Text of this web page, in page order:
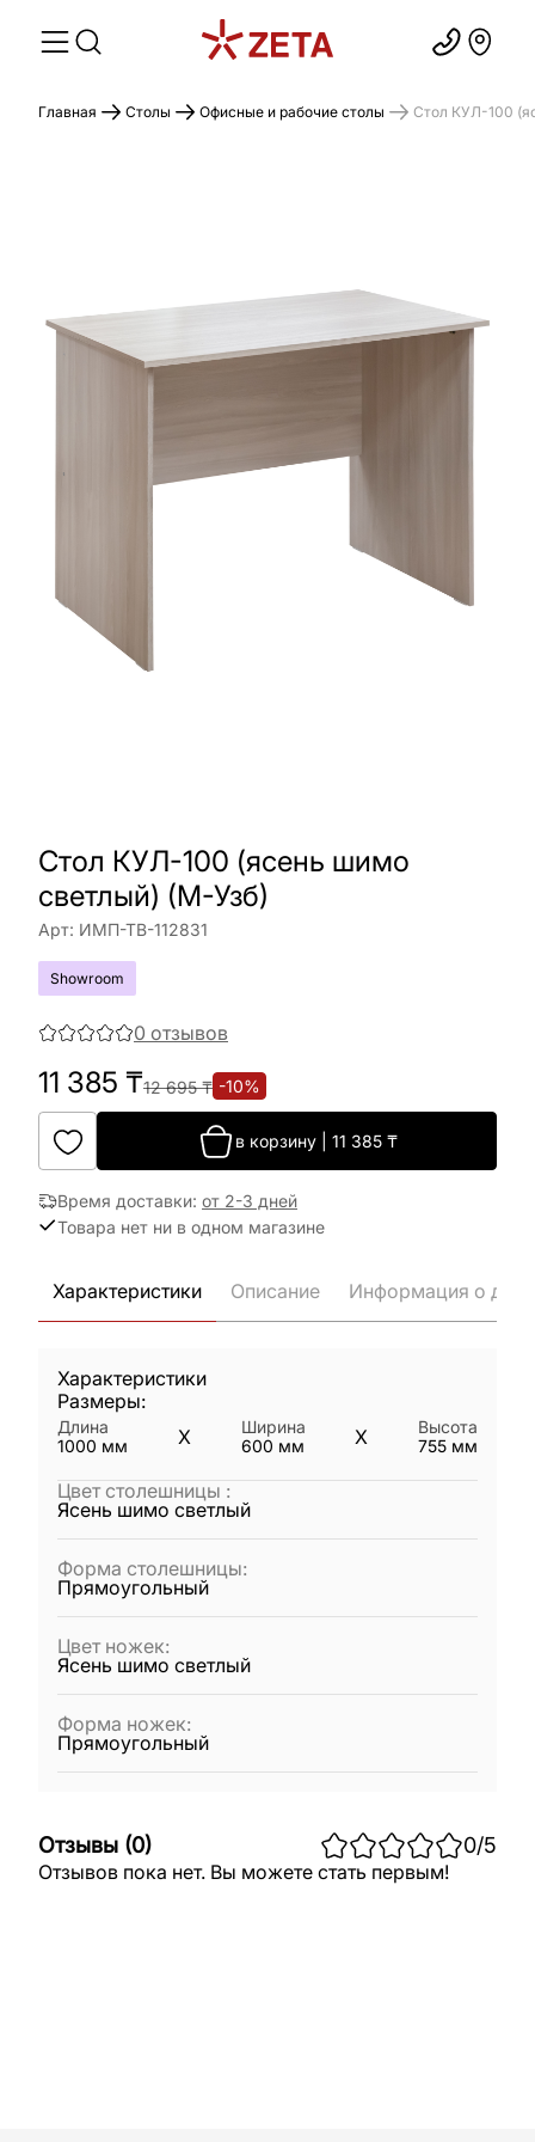
Главная Столы Офисные и рабочие столы Стол КУЛ-100
Стол КУЛ-100 (ясень шимо
светлый) (М-Узб)
Арт: ИМП-ТВ-112831
Showroom
0 отзывов
11 385 ₸12 695₸ -10%
в корзину| 11 385₸
Время доставки: от 2-3 дней
Товара нет ни в одном магазине
Характеристики Описание Информация о
Характеристики
Размеры:
Длина
1000 мм X
Ширина
600 мм X
Высота
755 мм
Цвет столешницы :
Ясень шимо светлый
Форма столешницы:
Прямоугольный
Цвет ножек:
Ясень шимо светлый
Форма ножек:
Прямоугольный
Отзывы (0) 0/5
Отзывов пока нет. Вы можете стать первым!